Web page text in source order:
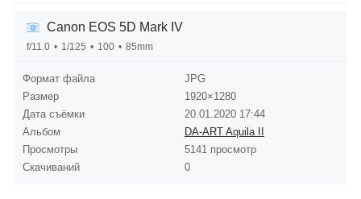
Canon EOS 5D Mark IV
f/11.0 1/125 100 85mm
Формат файла
JPG
Размер
1920×1280
Дата съёмки
20.01.2020 17:44
Альбом
DA-ART Aquila II
Просмотры
5141 просмотр
Скачиваний
0